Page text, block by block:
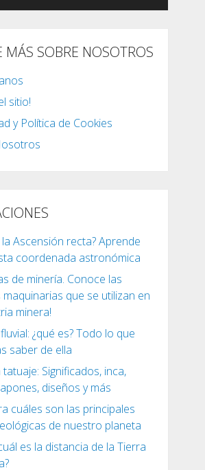
MÁS SOBRE NOSOTROS
sitio!
y Política de Cookies
la Ascensión recta? Aprende
coordenada astronómica
de minería. Conoce las
maquinarias que se utilizan en
minera!
¿qué es? Todo lo que
saber de ella
tatuaje: Significados, inca,
diseños y más
cuáles son las principales
de nuestro planeta
es la distancia de la Tierra